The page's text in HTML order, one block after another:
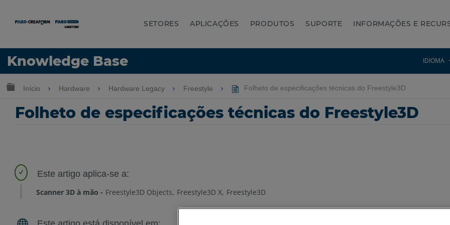
SETORES APLICAÇÕES PRODUTOS SUPORTE INFORMAÇÕES E
Knowledge Base IDIOMA
Idioma
Expandir/recolher hierarquia global
Início Hardware Hardware Legacy Freestyle Folheto de especificações técnicas do Freestyle3D
Folheto de especificações técnicas do Freestyle3D
Scanner 3D à mão Freestyle3D Objects Freestyle3D X Freestyle3D